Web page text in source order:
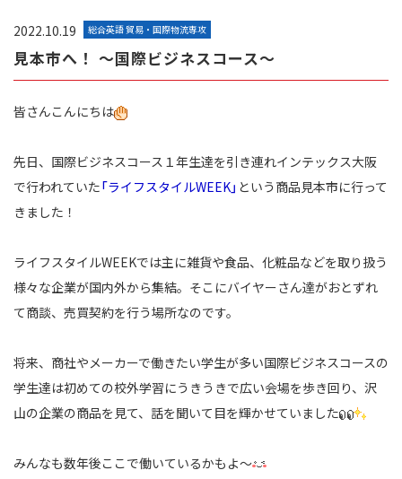
2022.10.19 総合英語 貿易・国際物流専攻
見本市へ！ ～国際ビジネスコース～
皆さんこんにちは
先日、国際ビジネスコース１年生達を引き連れインテックス大阪
で行われていた「ライフスタイルWEEK」 という商品見本市に行って
きました！
ライフスタイルWEEKでは主に雑貨や食品、化粧品などを取り扱う
様々な企業が国内外から集結。そこにバイヤーさん達がおとずれ
て商談、売買契約を行う場所なのです。
将来、商社やメーカーで働きたい学生が多い国際ビジネスコースの
学生達は初めての校外学習にうきうきで広い会場を歩き回り、沢
山の企業の商品を見て、 話を聞いて目を輝かせていました
みんなも数年後ここで働いているかもよ～